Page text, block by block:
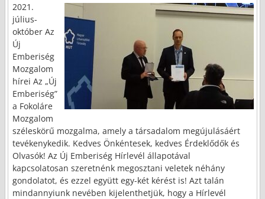
2021.
július-
október Az
Új
Emberiség
Mozgalom
hírei Az „Új
Emberiség”
a Fokoláre
Mozgalom
széleskörű mozgalma, amely a társadalom megújulásáért
tevékenykedik. Kedves Önkéntesek, kedves Érdeklődők és
Olvasók! Az Új Emberiség Hírlevél állapotával
kapcsolatosan szeretnénk megosztani veletek néhány
gondolatot, és ezzel együtt egy-két kérést is! Azt talán
mindannyiunk nevében kijelenthetjük, hogy a Hírlevél